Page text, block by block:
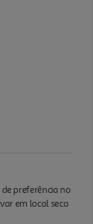
preferência no
em local seco